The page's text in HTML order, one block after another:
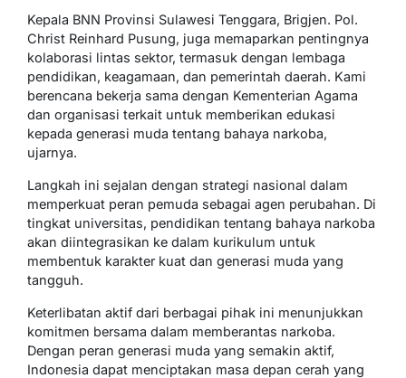
Kepala BNN Provinsi Sulawesi Tenggara, Brigjen. Pol.
Christ Reinhard Pusung, juga memaparkan pentingnya
kolaborasi lintas sektor, termasuk dengan lembaga
pendidikan, keagamaan, dan pemerintah daerah. Kami
berencana bekerja sama dengan Kementerian Agama
dan organisasi terkait untuk memberikan edukasi
kepada generasi muda tentang bahaya narkoba,
ujarnya.
Langkah ini sejalan dengan strategi nasional dalam
memperkuat peran pemuda sebagai agen perubahan. Di
tingkat universitas, pendidikan tentang bahaya narkoba
akan diintegrasikan ke dalam kurikulum untuk
membentuk karakter kuat dan generasi muda yang
tangguh.
Keterlibatan aktif dari berbagai pihak ini menunjukkan
komitmen bersama dalam memberantas narkoba.
Dengan peran generasi muda yang semakin aktif,
Indonesia dapat menciptakan masa depan cerah yang